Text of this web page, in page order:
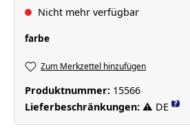
Nicht mehr verfügbar
farbeauswählen
Zum Merkzettel hinzufügen
Produktnummer: 15566
Lieferbeschränkungen: ⚠ DE ?